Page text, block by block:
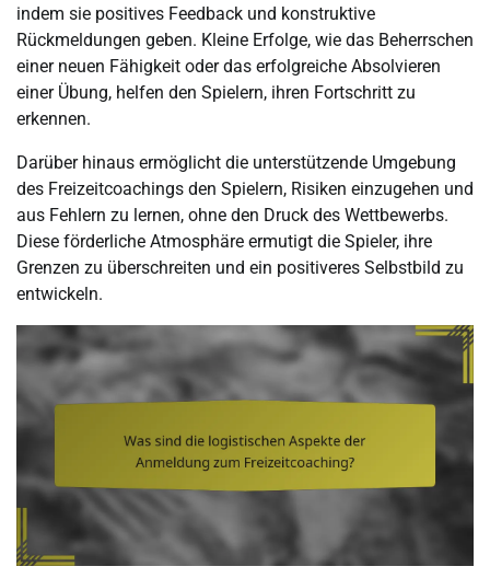
indem sie positives Feedback und konstruktive
Rückmeldungen geben. Kleine Erfolge, wie das Beherrschen
einer neuen Fähigkeit oder das erfolgreiche Absolvieren
einer Übung, helfen den Spielern, ihren Fortschritt zu
erkennen.
Darüber hinaus ermöglicht die unterstützende Umgebung
des Freizeitcoachings den Spielern, Risiken einzugehen und
aus Fehlern zu lernen, ohne den Druck des Wettbewerbs.
Diese förderliche Atmosphäre ermutigt die Spieler, ihre
Grenzen zu überschreiten und ein positiveres Selbstbild zu
entwickeln.